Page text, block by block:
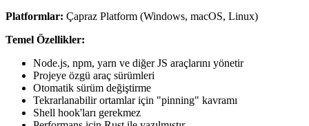
Platformlar: Çapraz Platform (Windows, macOS, Linux)
Temel Özellikler:
Node.js, npm, yarn ve diğer JS araçlarını yönetir
Projeye özgü araç sürümleri
Otomatik sürüm değiştirme
Tekrarlanabilir ortamlar için "pinning" kavramı
Shell hook'ları gerekmez